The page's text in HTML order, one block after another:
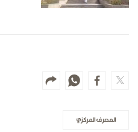
المصرف المركزي